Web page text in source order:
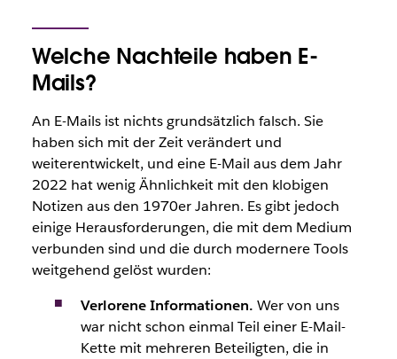
Welche Nachteile haben E-
Mails?
An E-Mails ist nichts grundsätzlich falsch. Sie
haben sich mit der Zeit verändert und
weiterentwickelt, und eine E-Mail aus dem Jahr
2022 hat wenig Ähnlichkeit mit den klobigen
Notizen aus den 1970er Jahren. Es gibt jedoch
einige Herausforderungen, die mit dem Medium
verbunden sind und die durch modernere Tools
weitgehend gelöst wurden:
Verlorene Informationen. Wer von uns
war nicht schon einmal Teil einer E-Mail-
Kette mit mehreren Beteiligten, die in